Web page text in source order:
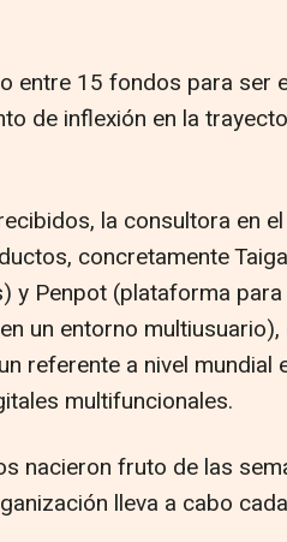
entre 15 fondos para ser
de inflexión en la
la consultora en
concretamente
y Penpot (plataforma
un entorno
referente a nivel
multifuncionales.
nacieron fruto de las
lleva a cabo